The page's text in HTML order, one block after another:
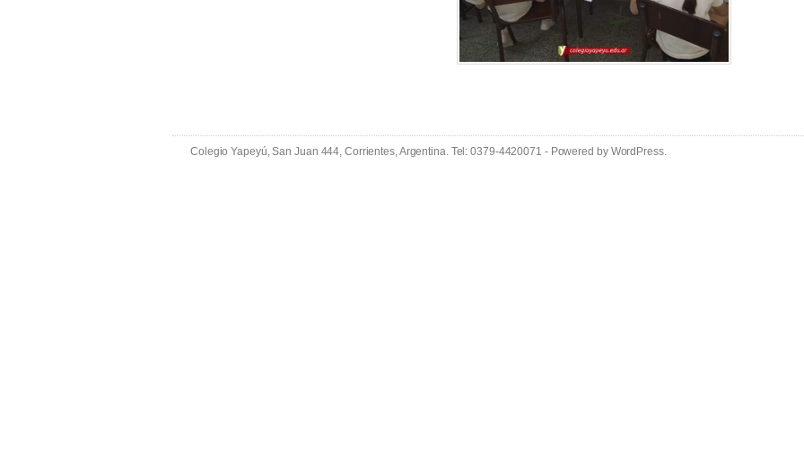
Colegio Yapeyú, San Juan 444, Corrientes, Argentina. Tel: 0379-4420071 - Powered by WordPress.